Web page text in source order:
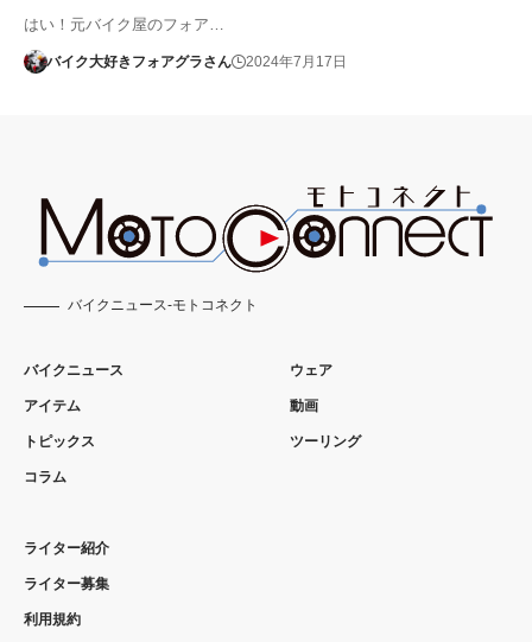
はい！元バイク屋のフォア…
バイク大好きフォアグラさん 2024年7月17日
バイクニュース-モトコネクト
バイクニュース
アイテム
トピックス
コラム
ウェア
動画
ツーリング
ライター紹介
ライター募集
利用規約